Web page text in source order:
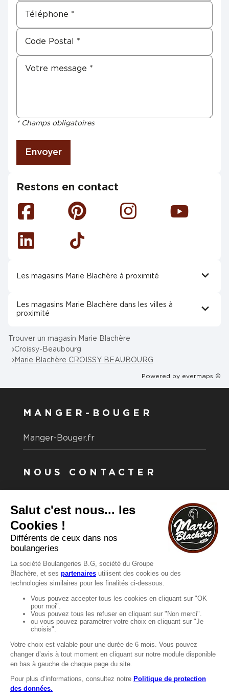
* Champs obligatoires
Envoyer
Restons en contact
Facebook Pinterest Instagram Youtube
Linkedin Tiktok
Les magasins Marie Blachère à proximité
Les magasins Marie Blachère dans les villes à
proximité
Trouver un magasin Marie Blachère
Croissy-Beaubourg
Marie Blachère CROISSY BEAUBOURG
Powered by evermaps ©
MANGER-BOUGER
Manger-Bouger.fr
NOUS CONTACTER
Vous souhaitez nous contacter ?
Consultez notre FAQ.
FAQ
Recrutement
MENTIONS
Mentions légales
Protection des données
LignÉthique
Caractéristiques environnementales des